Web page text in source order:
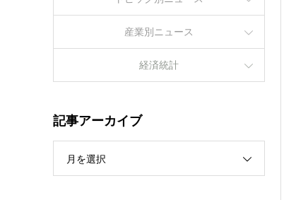
産業別ニュース
経済統計
記事アーカイブ
月を選択